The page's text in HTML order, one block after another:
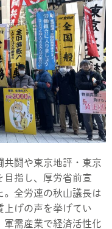
共闘や東京地評・東京
目指し、厚労省前宣
全労連の秋山議長は
上げの声を挙げてい
軍需産業で経済活性化